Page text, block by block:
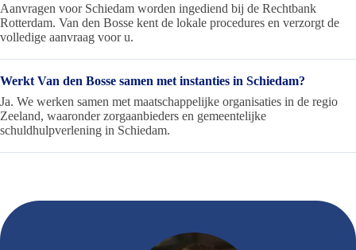
Aanvragen voor Schiedam worden ingediend bij de Rechtbank
Rotterdam. Van den Bosse kent de lokale procedures en verzorgt de
volledige aanvraag voor u.
Werkt Van den Bosse samen met instanties in Schiedam?
Ja. We werken samen met maatschappelijke organisaties in de regio
Zeeland, waaronder zorgaanbieders en gemeentelijke
schuldhulpverlening in Schiedam.